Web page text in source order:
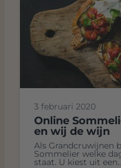
3 februari 2020
Online
en wij de wijn
Als Grandcruwijnen
Sommelier welke
staat. U kiest uit